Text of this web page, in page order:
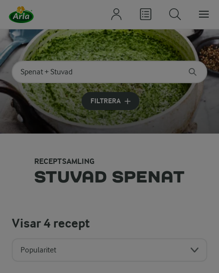
Sök på kategori eller ingrediens
Skriv in sökord för att få förslag
FILTRERA
RECEPTSAMLING
STUVAD SPENAT
Visar4 recept
Popularitet